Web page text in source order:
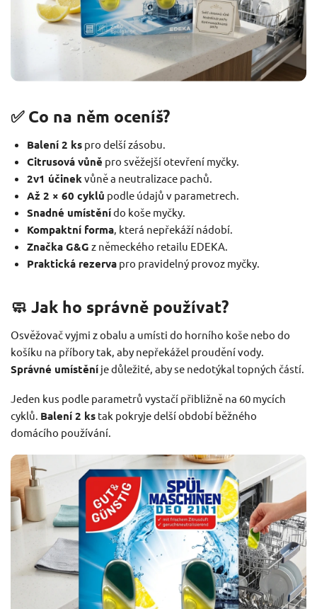
✅ Co na něm oceníš?
Balení 2 kspro delší zásobu.
Citrusová vůně pro svěžejší otevření myčky.
2v1 účinekvůně a neutralizace pachů.
Až 2 × 60 cyklů podle údajů v parametrech.
Snadné umístěnído koše myčky.
Kompaktní forma, která nepřekáží nádobí.
Značka G&G z německého retailu EDEKA.
Praktická rezervapro pravidelný provoz myčky.
🧼 Jak ho správně používat?
Osvěžovač vyjmi z obalu a umísti do horního koše nebo do
košíku na příbory tak, aby nepřekážel proudění vody.
Správné umístění je důležité, aby se nedotýkal topných částí.
Jeden kus podle parametrů vystačí přibližně na 60 mycích
cyklů. Balení 2 ks tak pokryje delší období běžného
domácího používání.